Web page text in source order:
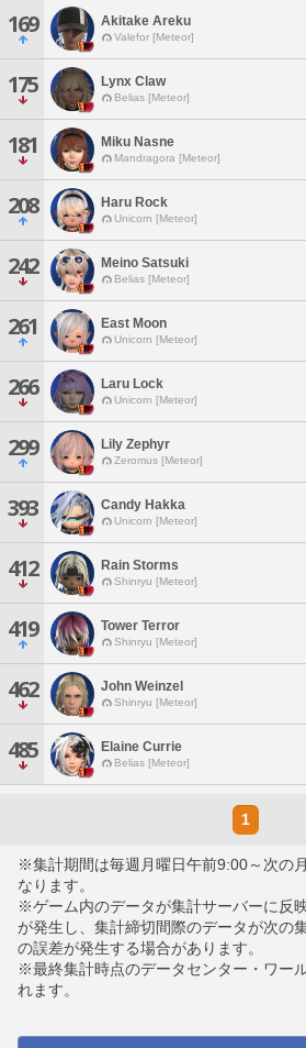
169 Akitake Areku
Valefor [Meteor]
175 Lynx Claw
Belias [Meteor]
181 Miku Nasne
Mandragora [Meteor]
208 Haru Rock
Unicorn [Meteor]
242 Meino Satsuki
Belias [Meteor]
261 East Moon
Unicorn [Meteor]
266 Laru Lock
Unicorn [Meteor]
299 Lily Zephyr
Zeromus [Meteor]
393 Candy Hakka
Unicorn [Meteor]
412 Rain Storms
Shinryu [Meteor]
419 Tower Terror
Shinryu [Meteor]
462 John Weinzel
Shinryu [Meteor]
485 Elaine Currie
Belias [Meteor]
1
※集計期間は毎週月曜日午前9:00～次の
なります。
※ゲーム内のデータが集計サーバーに反
が発生し、集計締切間際のデータが次の
の誤差が発生する場合があります。
※最終集計時点のデータセンター・ワー
れます。